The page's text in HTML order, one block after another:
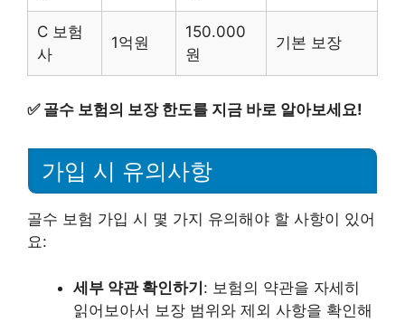
C 보험
사
1억원
150.000
원
기본 보장
✅ 골수 보험의 보장 한도를 지금 바로 알아보세요!
가입 시 유의사항
골수 보험 가입 시 몇 가지 유의해야 할 사항이 있어
요:
세부 약관 확인하기: 보험의 약관을 자세히
읽어보아서 보장 범위와 제외 사항을 확인해